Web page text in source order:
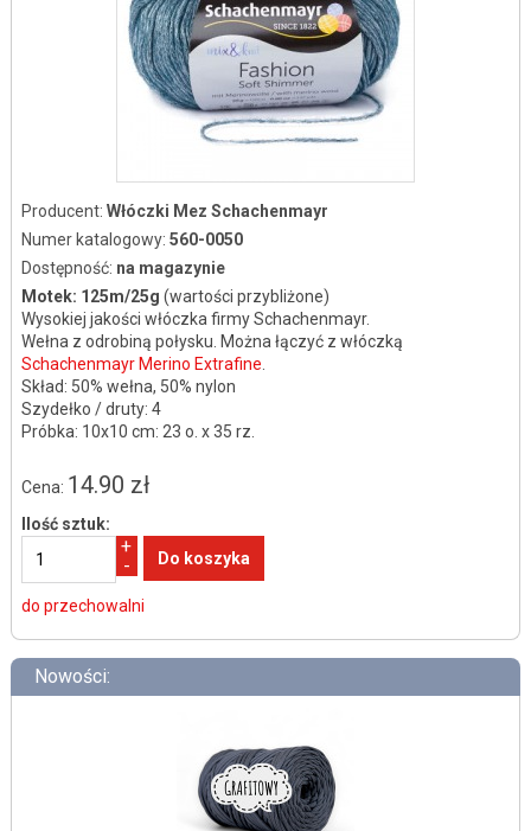
Producent: Włóczki Mez Schachenmayr
Numer katalogowy: 560-0050
Dostępność: na magazynie
Motek: 125m/25g (wartości przybliżone)
Wysokiej jakości włóczka firmy Schachenmayr.
Wełna z odrobiną połysku. Można łączyć z włóczką
Schachenmayr Merino Extrafine
Skład: 50% wełna, 50% nylon
Szydełko / druty: 4
Próbka: 10x10 cm: 23 o. x 35 rz.
Cena: 14.90 zł
Ilość sztuk:
+
-
do przechowalni
Nowości: